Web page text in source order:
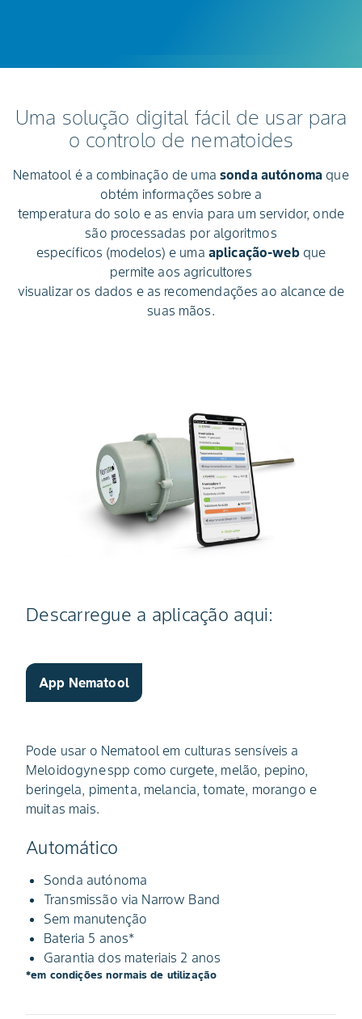
Uma solução digital fácil de usar para
o controlo de nematoides
Nematool é a combinação de uma sonda autónoma que
obtém informações sobre a
temperatura do solo e as envia para um servidor, onde
são processadas por algoritmos
específicos (modelos) e uma aplicação-webque
permite aos agricultores
visualizar os dados e as recomendações ao alcance de
suas mãos.
Descarregue a aplicação aqui:
App Nematool
Pode usar o Nematool em culturas sensíveis a
Meloidogyne spp como curgete, melão, pepino,
beringela, pimenta, melancia, tomate, morango e
muitas mais.
Automático
Sonda autónoma
Transmissão via Narrow Band
Sem manutenção
Bateria 5 anos*
Garantia dos materiais 2 anos
*em condições normais de utilização